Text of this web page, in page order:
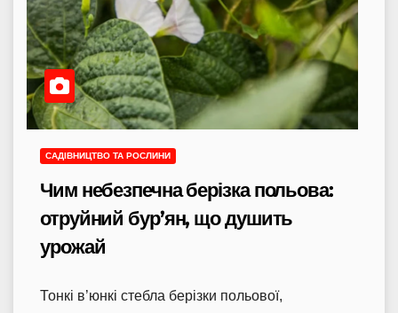
САДІВНИЦТВО ТА РОСЛИНИ
Чим небезпечна берізка польова:
отруйний бур’ян, що душить
урожай
Тонкі в’юнкі стебла берізки польової,